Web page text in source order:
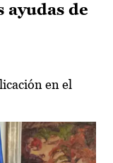
ayudas de
en el